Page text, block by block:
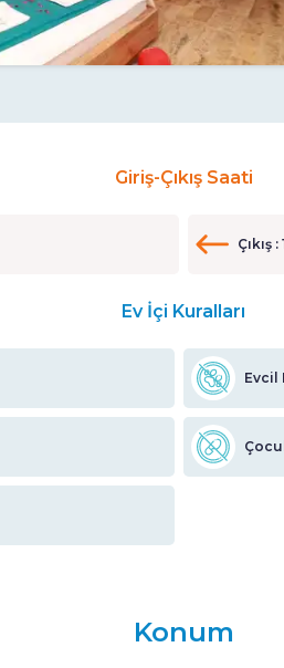
Giriş-Çıkış Saati
Çıkış
Ev İçi Kuralları
Evcil
Konum